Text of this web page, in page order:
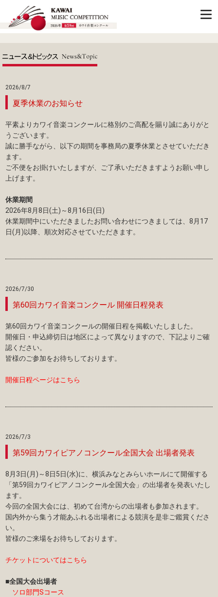
2026/8/7
夏季休業のお知らせ
平素よりカワイ音楽コンクールに格別のご高配を賜り誠にありがと
うございます。
誠に勝手ながら、以下の期間を事務局の夏季休業とさせていただき
ます。
ご不便をお掛けいたしますが、ご了承いただきますようお願い申し
上げます。
休業期間
2026年8月8日(土)～8月16日(日)
休業期間中にいただきましたお問い合わせにつきましては、8月17
日(月)以降、順次対応させていただきます。
2026/7/30
第60回カワイ音楽コンクール 開催日程発表
第60回カワイ音楽コンクールの開催日程を掲載いたしました。
開催日・申込締切日は地区によって異なりますので、下記よりご確
認ください。
皆様のご参加をお待ちしております。
開催日程ページはこちら
2026/7/3
第59回カワイピアノコンクール全国大会 出場者発表
8月3日(月)～8日5日(水)に、横浜みなとみらいホールにて開催する
「第59回カワイピアノコンクール全国大会」の出場者を発表いたし
ます。
今回の全国大会には、初めて台湾からの出場者も参加されます。
国内外から集う才能あふれる出場者による競演を是非ご鑑賞くださ
い。
皆様のご来場をお待ちしております。
チケットについてはこちら
■全国大会出場者
ソロ部門Sコース